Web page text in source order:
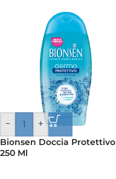
- +
Bionsen Doccia Protettivo
250 Ml